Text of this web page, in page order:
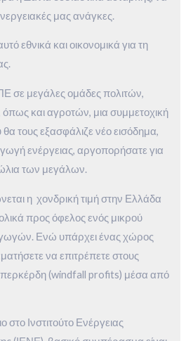
μας ανάγκες.
εθνικά και οικονομικά για τη
σε μεγάλες ομάδες πολιτών,
και αγροτών, μια συμμετοχική
θα τους εξασφάλιζε νέο εισόδημα,
ενέργειας, αργοπορήσατε για
των μεγάλων.
η χονδρική τιμή στην Ελλάδα
προς όφελος ενός μικρού
Ενώ υπάρχει ένας χώρος
να επιτρέπετε στους
(windfall profits) μέσα από
στο Ινστιτούτο Ενέργειας